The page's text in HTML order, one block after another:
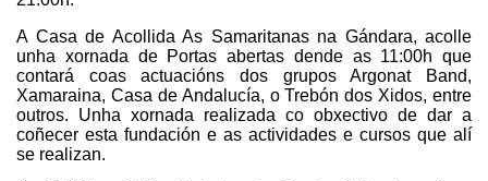
A Casa de Acollida As Samaritanas na Gándara, acolle
unha xornada de Portas abertas dende as 11:00h que
contará coas actuacións dos grupos Argonat Band,
Xamaraina, Casa de Andalucía, o Trebón dos Xidos, entre
outros. Unha xornada realizada co obxectivo de dar a
coñecer esta fundación e as actividades e cursos que alí
se realizan.